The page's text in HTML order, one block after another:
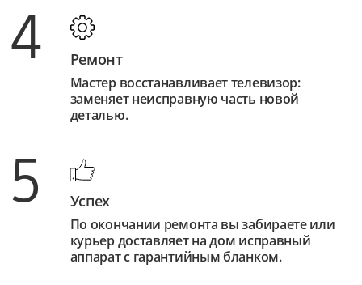
4 Ремонт
Мастер восстанавливает телевизор:
заменяет неисправную часть новой
деталью.
5 Успех
По окончании ремонта вы забираете или
курьер доставляет на дом исправный
аппарат с гарантийным бланком.